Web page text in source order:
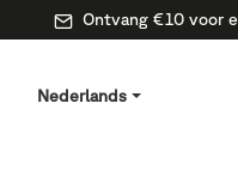
Ontvang €10 voor
Nederlands